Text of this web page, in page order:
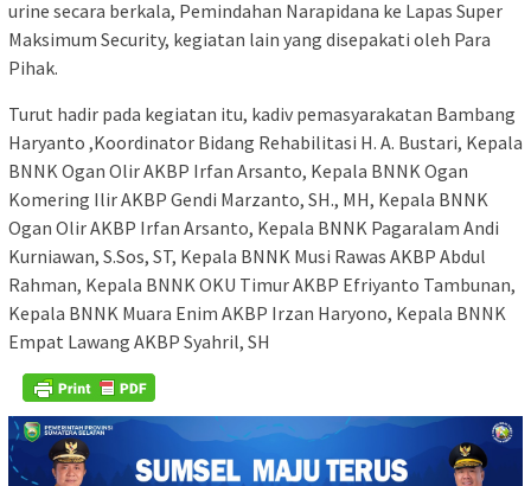
urine secara berkala, Pemindahan Narapidana ke Lapas Super
Maksimum Security, kegiatan lain yang disepakati oleh Para
Pihak.
Turut hadir pada kegiatan itu, kadiv pemasyarakatan Bambang
Haryanto ,Koordinator Bidang Rehabilitasi H. A. Bustari, Kepala
BNNK Ogan Olir AKBP Irfan Arsanto, Kepala BNNK Ogan
Komering Ilir AKBP Gendi Marzanto, SH., MH, Kepala BNNK
Ogan Olir AKBP Irfan Arsanto, Kepala BNNK Pagaralam Andi
Kurniawan, S.Sos, ST, Kepala BNNK Musi Rawas AKBP Abdul
Rahman, Kepala BNNK OKU Timur AKBP Efriyanto Tambunan,
Kepala BNNK Muara Enim AKBP Irzan Haryono, Kepala BNNK
Empat Lawang AKBP Syahril, SH